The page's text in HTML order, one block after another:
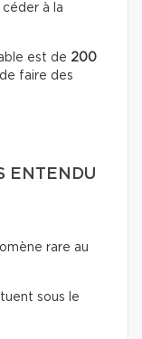
céder à la
est de 200
faire des
ENTENDU
rare au
sous le